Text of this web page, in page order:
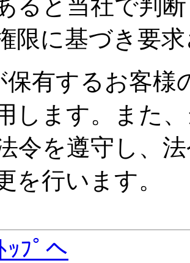
ると当社で判
限に基づき要
保有するお客様
します。また
令を遵守し、
を行います。
ｯﾌﾟへ